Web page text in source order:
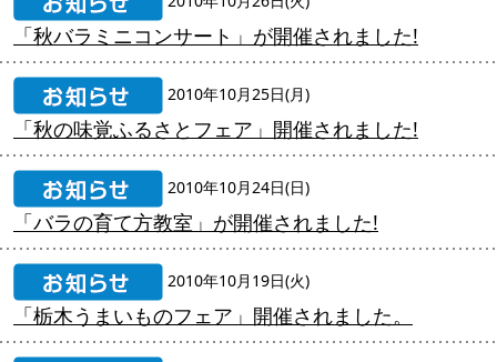
「秋バラミニコンサート」が開催されました!
2010年10月25日(月)
「秋の味覚ふるさとフェア」開催されました!
2010年10月24日(日)
「バラの育て方教室」が開催されました!
2010年10月19日(火)
「栃木うまいものフェア」開催されました。